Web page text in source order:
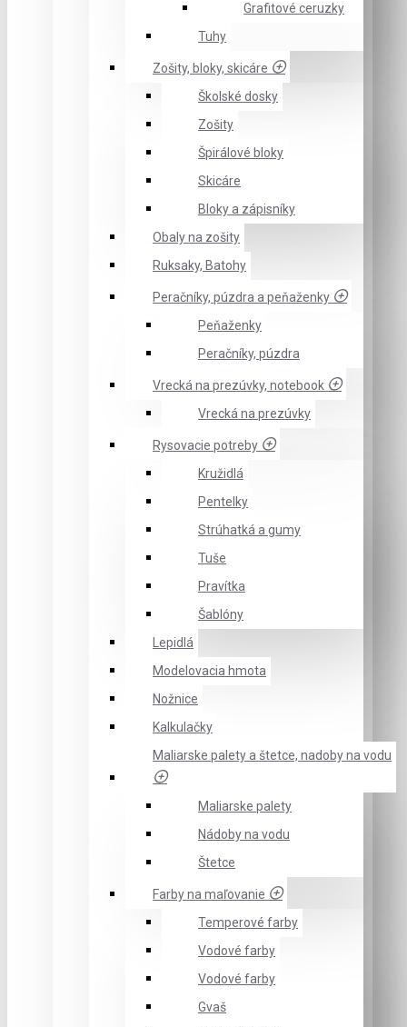
Grafitové ceruzky
Tuhy
Zošity, bloky, skicáre
Školské dosky
Zošity
Špirálové bloky
Skicáre
Bloky a zápisníky
Obaly na zošity
Ruksaky, Batohy
Peračníky, púzdra a peňaženky
Peňaženky
Peračníky, púzdra
Vrecká na prezúvky, notebook
Vrecká na prezúvky
Rysovacie potreby
Kružidlá
Pentelky
Strúhatká a gumy
Tuše
Pravítka
Šablóny
Lepidlá
Modelovacia hmota
Nožnice
Kalkulačky
Maliarske palety a štetce, nadoby na vodu
Maliarske palety
Nádoby na vodu
Štetce
Farby na maľovanie
Temperové farby
Vodové farby
Vodové farby
Gvaš